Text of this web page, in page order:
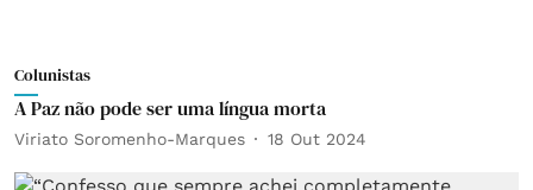
Colunistas
A Paz não pode ser uma língua morta
Viriato Soromenho-Marques 18 Out 2024